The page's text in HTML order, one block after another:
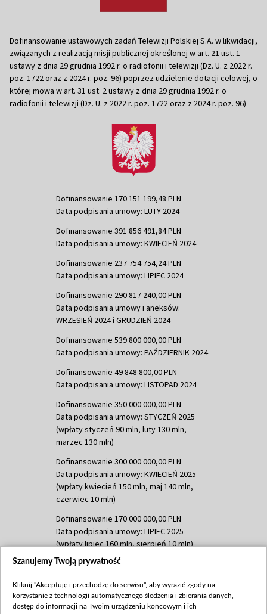
Dofinansowanie ustawowych zadań Telewizji Polskiej S.A. w likwidacji,
związanych z realizacją misji publicznej określonej w art. 21 ust. 1
ustawy z dnia 29 grudnia 1992 r. o radiofonii i telewizji (Dz. U. z 2022 r.
poz. 1722 oraz z 2024 r. poz. 96) poprzez udzielenie dotacji celowej, o
której mowa w art. 31 ust. 2 ustawy z dnia 29 grudnia 1992 r. o
radiofonii i telewizji (Dz. U. z 2022 r. poz. 1722 oraz z 2024 r. poz. 96)
Dofinansowanie 170 151 199,48 PLN
Data podpisania umowy: LUTY 2024
Dofinansowanie 391 856 491,84 PLN
Data podpisania umowy: KWIECIEŃ 2024
Dofinansowanie 237 754 754,24 PLN
Data podpisania umowy: LIPIEC 2024
Dofinansowanie 290 817 240,00 PLN
Data podpisania umowy i aneksów:
WRZESIEŃ 2024 i GRUDZIEŃ 2024
Dofinansowanie 539 800 000,00 PLN
Data podpisania umowy: PAŹDZIERNIK 2024
Dofinansowanie 49 848 800,00 PLN
Data podpisania umowy: LISTOPAD 2024
Dofinansowanie 350 000 000,00 PLN
Data podpisania umowy: STYCZEŃ 2025
(wpłaty styczeń 90 mln, luty 130 mln,
marzec 130 mln)
Dofinansowanie 300 000 000,00 PLN
Data podpisania umowy: KWIECIEŃ 2025
(wpłaty kwiecień 150 mln, maj 140 mln,
czerwiec 10 mln)
Dofinansowanie 170 000 000,00 PLN
Data podpisania umowy: LIPIEC 2025
(wpłaty lipiec 160 mln, sierpień 10 mln)
Dofinansowanie 60 000 000,00 PLN
(wpłata wrzesień 60 mln)
Dofinansowanie 635 783 051,21 PLN
Szanujemy Twoją prywatność
Kliknij "Akceptuję i przechodzę do serwisu", aby wyrazić zgody na
korzystanie z technologii automatycznego śledzenia i zbierania danych,
dostęp do informacji na Twoim urządzeniu końcowym i ich